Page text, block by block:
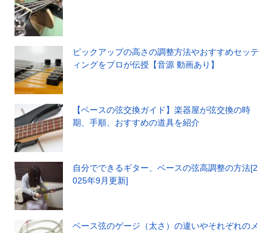
ピックアップの高さの調整方法やおすすめセッテ
ィングをプロが伝授【音源 動画あり】
【ベースの弦交換ガイド】楽器屋が弦交換の時
期、手順、おすすめの道具を紹介
自分でできるギター、ベースの弦高調整の方法[2
025年9月更新]
ベース弦のゲージ（太さ）の違いやそれぞれのメ